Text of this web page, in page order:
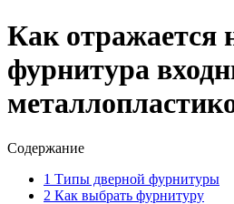
Как отражается
фурнитура
Содержание
1 Типы дверной фурнитуры
2 Как выбрать фурнитуру